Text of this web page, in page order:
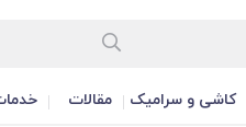
کاشی و سرامیک مقالات